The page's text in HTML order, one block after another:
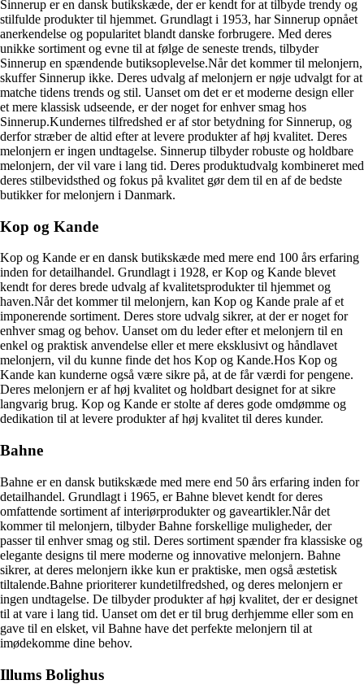
Sinnerup er en dansk butikskæde, der er kendt for at tilbyde trendy og
stilfulde produkter til hjemmet. Grundlagt i 1953, har Sinnerup opnået
anerkendelse og popularitet blandt danske forbrugere. Med deres
unikke sortiment og evne til at følge de seneste trends, tilbyder
Sinnerup en spændende butiksoplevelse.Når det kommer til melonjern,
skuffer Sinnerup ikke. Deres udvalg af melonjern er nøje udvalgt for at
matche tidens trends og stil. Uanset om det er et moderne design eller
et mere klassisk udseende, er der noget for enhver smag hos
Sinnerup.Kundernes tilfredshed er af stor betydning for Sinnerup, og
derfor stræber de altid efter at levere produkter af høj kvalitet. Deres
melonjern er ingen undtagelse. Sinnerup tilbyder robuste og holdbare
melonjern, der vil vare i lang tid. Deres produktudvalg kombineret med
deres stilbevidsthed og fokus på kvalitet gør dem til en af de bedste
butikker for melonjern i Danmark.
Kop og Kande
Kop og Kande er en dansk butikskæde med mere end 100 års erfaring
inden for detailhandel. Grundlagt i 1928, er Kop og Kande blevet
kendt for deres brede udvalg af kvalitetsprodukter til hjemmet og
haven.Når det kommer til melonjern, kan Kop og Kande prale af et
imponerende sortiment. Deres store udvalg sikrer, at der er noget for
enhver smag og behov. Uanset om du leder efter et melonjern til en
enkel og praktisk anvendelse eller et mere eksklusivt og håndlavet
melonjern, vil du kunne finde det hos Kop og Kande.Hos Kop og
Kande kan kunderne også være sikre på, at de får værdi for pengene.
Deres melonjern er af høj kvalitet og holdbart designet for at sikre
langvarig brug. Kop og Kande er stolte af deres gode omdømme og
dedikation til at levere produkter af høj kvalitet til deres kunder.
Bahne
Bahne er en dansk butikskæde med mere end 50 års erfaring inden for
detailhandel. Grundlagt i 1965, er Bahne blevet kendt for deres
omfattende sortiment af interiørprodukter og gaveartikler.Når det
kommer til melonjern, tilbyder Bahne forskellige muligheder, der
passer til enhver smag og stil. Deres sortiment spænder fra klassiske og
elegante designs til mere moderne og innovative melonjern. Bahne
sikrer, at deres melonjern ikke kun er praktiske, men også æstetisk
tiltalende.Bahne prioriterer kundetilfredshed, og deres melonjern er
ingen undtagelse. De tilbyder produkter af høj kvalitet, der er designet
til at vare i lang tid. Uanset om det er til brug derhjemme eller som en
gave til en elsket, vil Bahne have det perfekte melonjern til at
imødekomme dine behov.
Illums Bolighus